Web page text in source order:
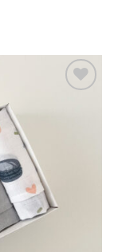
Mėgstamiausias